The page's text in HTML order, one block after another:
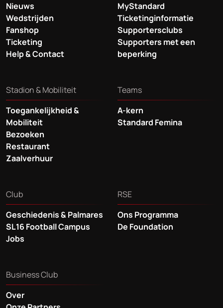
Nieuws
Wedstrijden
Fanshop
Ticketing
Help & Contact
MyStandard
Ticketinginformatie
Supportersclubs
Supporters met een
beperking
Stadion & Mobiliteit
Toegankelijkheid &
Mobiliteit
Bezoeken
Restaurant
Zaalverhuur
Teams
A-kern
Standard Femina
Club
Geschiedenis & Palmares
SL16 Football Campus
Jobs
RSE
Ons Programma
De Foundation
Business Club
Over